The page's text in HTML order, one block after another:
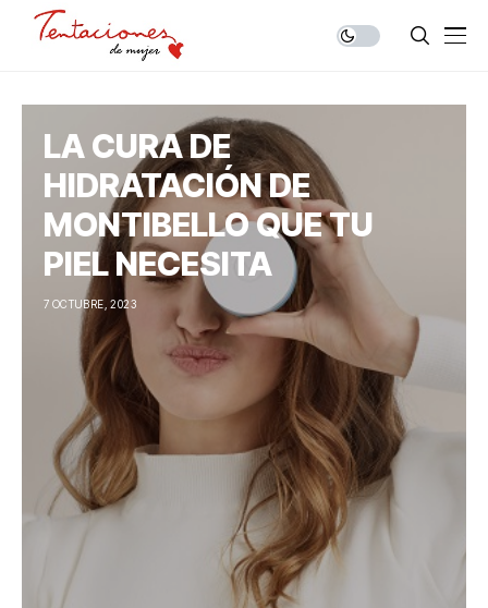
LA CURA DE
HIDRATACIÓN DE
MONTIBELLO QUE TU
PIEL NECESITA
7 OCTUBRE, 2023